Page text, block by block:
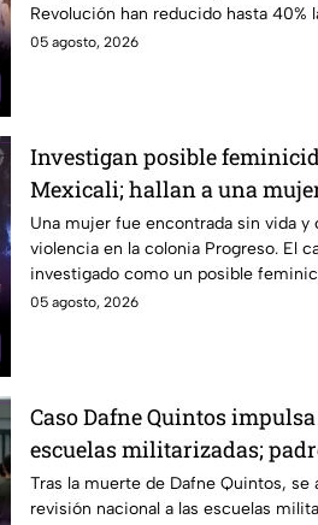
Revolución han reducido hasta 40%
clientes.
05 agosto, 2026
Investigan posible
Mexicali; hallan a una
con huellas de violencia
Una mujer fue encontrada sin vida y
violencia en la colonia Progreso. El
investigado como un posible
detenidos.
05 agosto, 2026
Caso Dafne Quintos
escuelas militarizadas;
Tijuana exigen supervisión
Tras la muerte de Dafne Quintos, se
revisión nacional a las escuelas